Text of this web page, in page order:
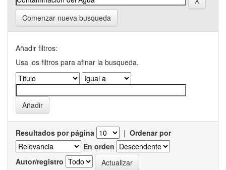
Comenzar nueva busqueda
Añadir filtros:
Usa los filtros para afinar la busqueda.
Resultados por página | Ordenar por
En orden
Autor/registro